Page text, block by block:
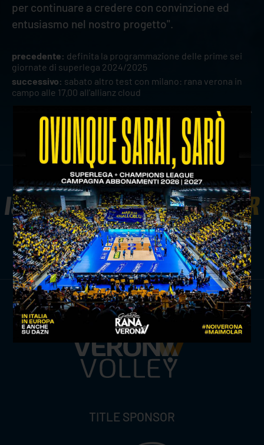
per continuare a credere con convinzione ed
entusiasmo nel nostro progetto".
precedente: definita la programmazione delle prime sei
giornate di superlega 2024/2025
successivo: sabato altro test con milano: rana verona in
campo alle 17.00 all'allianz cloud
news prima squadra
ISCRIVITI ALLANEWSLETTER
ISCRIVITI ORA
TITLE SPONSOR